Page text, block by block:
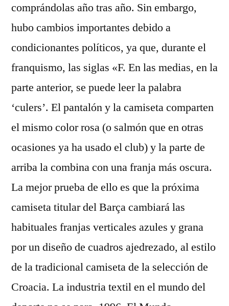
comprándolas año tras año. Sin embargo,
hubo cambios importantes debido a
condicionantes políticos, ya que, durante el
franquismo, las siglas «F. En las medias, en la
parte anterior, se puede leer la palabra
‘culers’. El pantalón y la camiseta comparten
el mismo color rosa (o salmón que en otras
ocasiones ya ha usado el club) y la parte de
arriba la combina con una franja más oscura.
La mejor prueba de ello es que la próxima
camiseta titular del Barça cambiará las
habituales franjas verticales azules y grana
por un diseño de cuadros ajedrezado, al estilo
de la tradicional camiseta de la selección de
Croacia. La industria textil en el mundo del